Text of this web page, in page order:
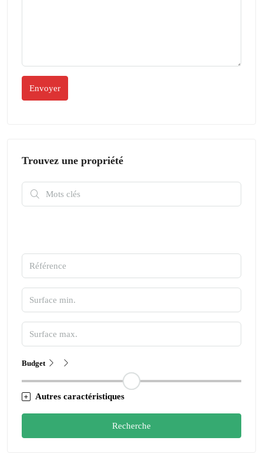
Trouvez une propriété
Budget
Autres caractéristiques
Recherche